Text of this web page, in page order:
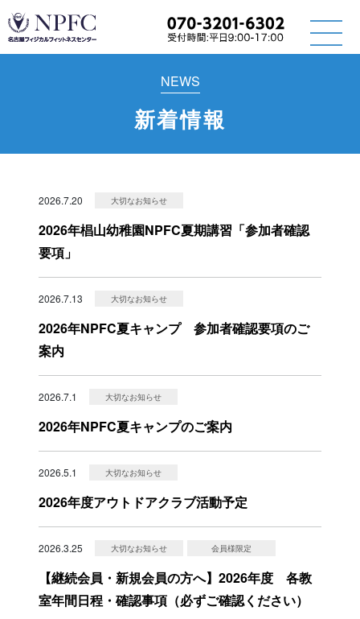
NEWS
新着情報
2026.7.20 大切なお知らせ
2026年椙山幼稚園NPFC夏期講習「参加者確認
要項」
2026.7.13 大切なお知らせ
2026年NPFC夏キャンプ 参加者確認要項のご
案内
2026.7.1 大切なお知らせ
2026年NPFC夏キャンプのご案内
2026.5.1 大切なお知らせ
2026年度アウトドアクラブ活動予定
2026.3.25 大切なお知らせ 会員様限定
【継続会員・新規会員の方へ】2026年度 各教
室年間日程・確認事項（必ずご確認ください）